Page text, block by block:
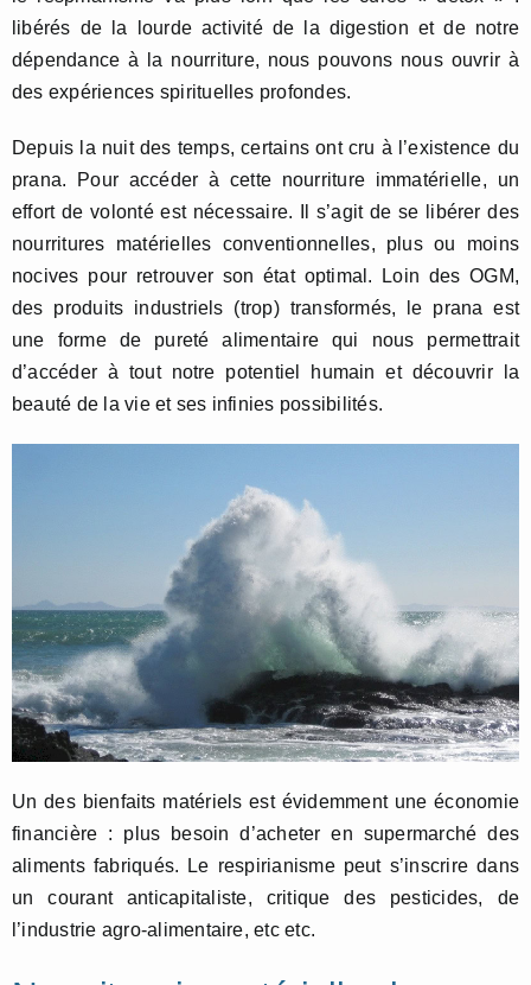
libérés de la lourde activité de la digestion et de notre
dépendance à la nourriture, nous pouvons nous ouvrir à
des expériences spirituelles profondes.
Depuis la nuit des temps, certains ont cru à l’existence du
prana. Pour accéder à cette nourriture immatérielle, un
effort de volonté est nécessaire. Il s’agit de se libérer des
nourritures matérielles conventionnelles, plus ou moins
nocives pour retrouver son état optimal. Loin des OGM,
des produits industriels (trop) transformés, le prana est
une forme de pureté alimentaire qui nous permettrait
d’accéder à tout notre potentiel humain et découvrir la
beauté de la vie et ses infinies possibilités.
Un des bienfaits matériels est évidemment une économie
financière : plus besoin d’acheter en supermarché des
aliments fabriqués. Le respirianisme peut s’inscrire dans
un courant anticapitaliste, critique des pesticides, de
l’industrie agro-alimentaire, etc etc.